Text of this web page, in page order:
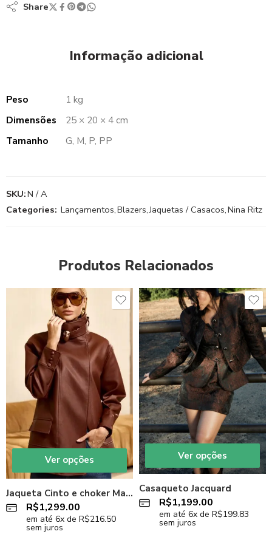
Share
Informação adicional
Peso
1 kg
Dimensões
25 × 20 × 4 cm
Tamanho
G, M, P, PP
SKU:N / A
Categories: Lançamentos,Blazers,Jaquetas / Casacos,Nina Ritz
Produtos Relacionados
Ver opções
Jaqueta Cinto e choker Marrom
R$1,299.00
em até 6x de R$216.50
sem juros
Ver opções
Casaqueto Jacquard
R$1,199.00
em até 6x de R$199.83
sem juros